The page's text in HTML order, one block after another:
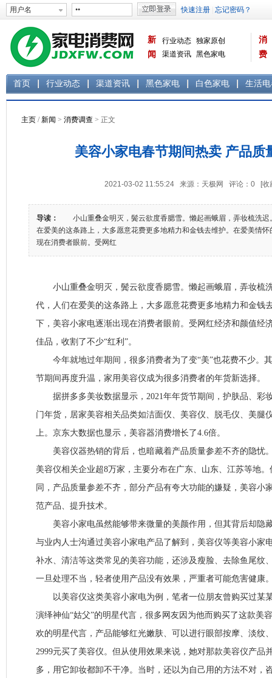
新
闻
行业动态 独家原创
渠道资讯 黑色家电
消
费
首页 行业动态 渠道资讯 黑色家电 白色家电 生活
主页 /新闻 > 消费调查 > 正文
美容小家电春节期间热卖 产品质
2021-03-02 11:55:24 来源：天极网 评论： 0 [收
导读：
小山重叠金明灭，鬓云欲度香腮雪。懒起画蛾眉，弄妆梳洗迟
在爱美的这条路上，大多愿意花费更多地精力和金钱去维护。在爱美情
现在消费者眼前。受网红
小山重叠金明灭，鬓云欲度香腮雪。懒起画蛾眉，弄妆梳
代，人们在爱美的这条路上，大多愿意花费更多地精力和金钱
下，美容小家电逐渐出现在消费者眼前。受网红经济和颜值经
佳品，收割了不少“红利”。
今年就地过年期间，很多消费者为了变“美”也花费不少。
节期间再度升温，家用美容仪成为很多消费者的年货新选择。
据拼多多美妆数据显示，2021年年货节期间，护肤品、彩
门年货，居家美容相关品类如洁面仪、美容仪、脱毛仪、美腿
上。京东大数据也显示，美容器消费增长了4.6倍。
美容仪器热销的背后，也暗藏着产品质量参差不齐的隐忧
美容仪相关企业超8万家，主要分布在广东、山东、江苏等地
同，产品质量参差不齐，部分产品有夸大功能的嫌疑，美容小
范产品、提升技术。
美容小家电虽然能够带来微量的美颜作用，但其背后却隐
与业内人士沟通过美容小家电产品了解到，美容仪等美容小家
补水、清洁等这类常见的美容功能，还涉及瘦脸、去除鱼尾纹
一旦处理不当，轻者使用产品没有效果，严重者可能危害健康
以美容仪这类美容小家电为例，笔者一位朋友曾购买过某
演绎神仙“姑父”的明星代言，很多网友因为他而购买了这款美
欢的明星代言，产品能够红光嫩肤、可以进行眼部按摩、淡纹
2999元买了美容仪。但从使用效果来说，她对那款美容仪产品
多，用它卸妆都卸不干净。当时，还以为自己用的方法不对，